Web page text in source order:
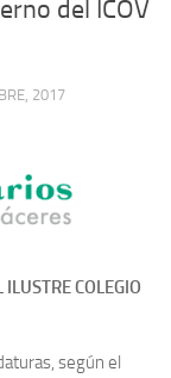
del ICOV
2017
COLEGIO
según el